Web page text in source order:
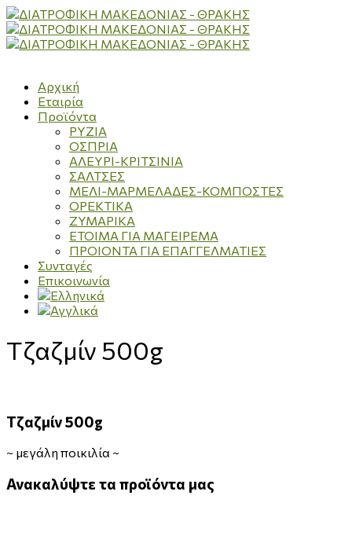
Αρχική
Εταιρία
Προϊόντα
ΡΥΖΙΑ
ΟΣΠΡΙΑ
ΑΛΕΥΡΙ-ΚΡΙΤΣΙΝΙΑ
ΣΑΛΤΣΕΣ
ΜΕΛΙ-ΜΑΡΜΕΛΑΔΕΣ-ΚΟΜΠΟΣΤΕΣ
ΟΡΕΚΤΙΚΑ
ΖΥΜΑΡΙΚΑ
ΕΤΟΙΜΑ ΓΙΑ ΜΑΓΕΙΡΕΜΑ
ΠΡΟΙΟΝΤΑ ΓΙΑ ΕΠΑΓΓΕΛΜΑΤΙΕΣ
Συνταγές
Επικοινωνία
Τζαζμίν 500g
Τζαζμίν 500g
~ μεγάλη ποικιλία ~
Ανακαλύψτε τα προϊόντα μας